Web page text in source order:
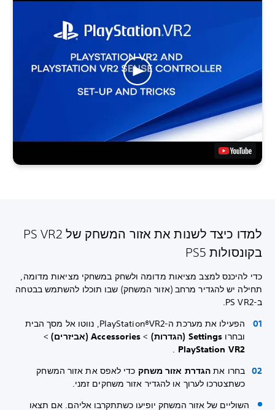
למדו כיצד לשנות את אזור המשחק של PS VR2
בקונסולות PS5
כדי להיכנס למצב מציאות מדומה ולשחק במשחקי מציאות מדומה,
תחילה יש להגדיר מרחב (אזור המשחק) שבו תוכלו להשתמש בבטחה
ב-PS VR2.
הפעילו את מערכת ה-‏PlayStation®VR2‏, נווטו אל מסך הבית
ובחרוSettings (הגדרות) >Accessories (אביזרים)
>
PlayStation VR2
.
בחרו אתהגדרת אזור משחקכדי לאפס את אזור המשחק
כשתצטרכו לערוך או להגדיר אזור משחקים זמני.
השוליים של אזור המשחק יופיעו כשתתקרבו אליהם. אם תצאו